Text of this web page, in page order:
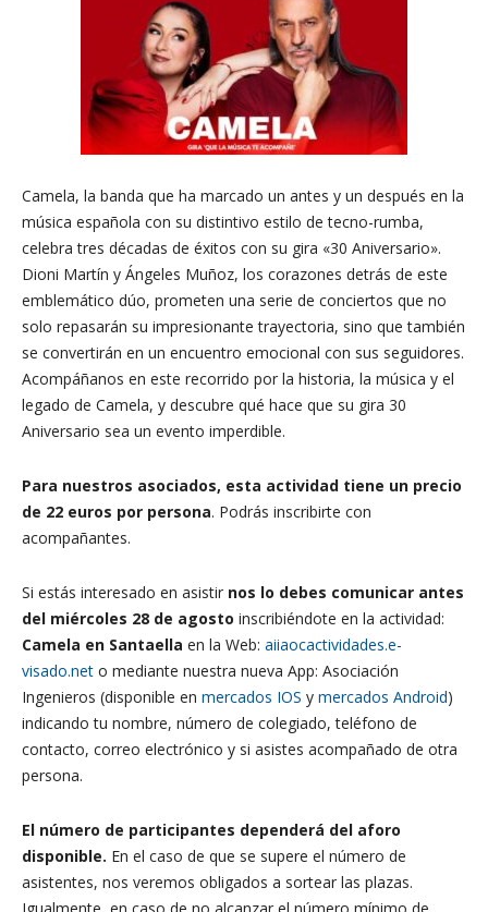
Camela, la banda que ha marcado un antes y un después en la
música española con su distintivo estilo de tecno-rumba,
celebra tres décadas de éxitos con su gira «30 Aniversario».
Dioni Martín y Ángeles Muñoz, los corazones detrás de este
emblemático dúo, prometen una serie de conciertos que no
solo repasarán su impresionante trayectoria, sino que también
se convertirán en un encuentro emocional con sus seguidores.
Acompáñanos en este recorrido por la historia, la música y el
legado de Camela, y descubre qué hace que su gira 30
Aniversario sea un evento imperdible.
Para nuestros asociados, esta actividad tiene un precio
de 22 euros por persona. Podrás inscribirte con
acompañantes.
Si estás interesado en asistir nos lo debes comunicar antes
del miércoles 28 de agosto inscribiéndote en la actividad:
Camela en Santaella en la Web: aiiaocactividades.e-
visado.net o mediante nuestra nueva App: Asociación
Ingenieros (disponible en mercados IOS y mercados Android)
indicando tu nombre, número de colegiado, teléfono de
contacto, correo electrónico y si asistes acompañado de otra
persona.
El número de participantes dependerá del aforo
disponible. En el caso de que se supere el número de
asistentes, nos veremos obligados a sortear las plazas.